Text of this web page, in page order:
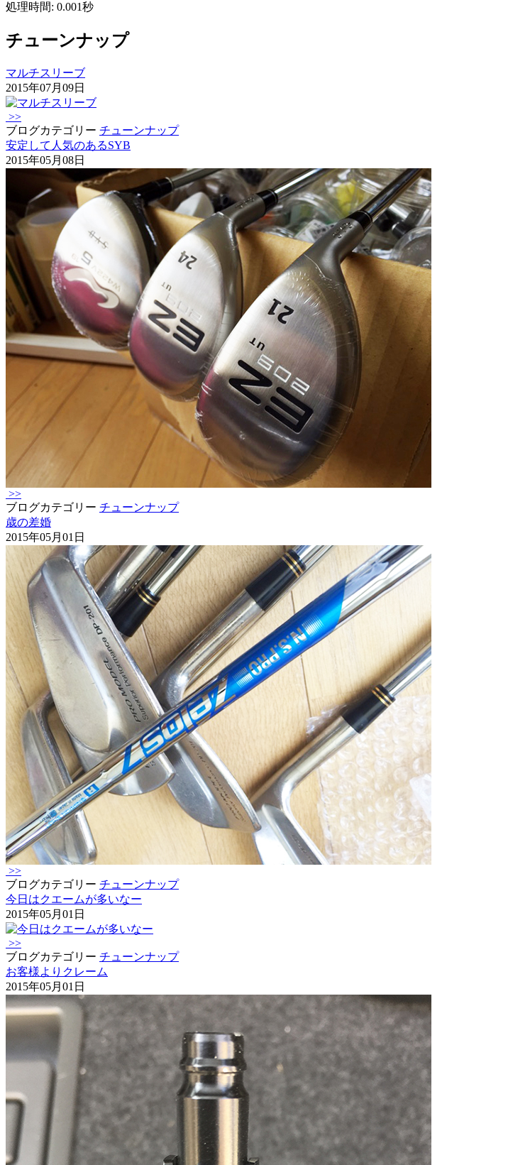
処理時間: 0.001秒
チューンナップ
マルチスリーブ
2015年07月09日
>>
ブログカテゴリー チューンナップ
安定して人気のあるSYB
2015年05月08日
>>
ブログカテゴリー チューンナップ
歳の差婚
2015年05月01日
>>
ブログカテゴリー チューンナップ
今日はクエームが多いなー
2015年05月01日
>>
ブログカテゴリー チューンナップ
お客様よりクレーム
2015年05月01日